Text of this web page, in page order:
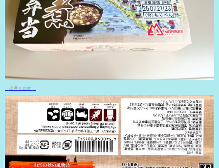
（出典 x.com）